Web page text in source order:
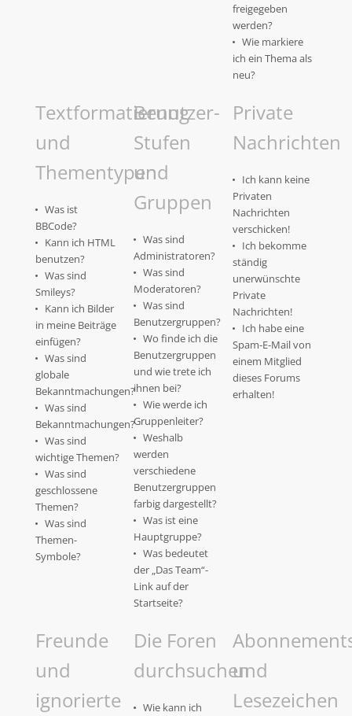
freigegeben
werden?
Wie markiere
ich ein Thema als
neu?
Textformatierung
und
Thementypen
Was ist
BBCode?
Kann ich HTML
benutzen?
Was sind
Smileys?
Kann ich Bilder
in meine Beiträge
einfügen?
Was sind
globale
Bekanntmachungen?
Was sind
Bekanntmachungen?
Was sind
wichtige Themen?
Was sind
geschlossene
Themen?
Was sind
Themen-
Symbole?
Benutzer-
Stufen
und
Gruppen
Was sind
Administratoren?
Was sind
Moderatoren?
Was sind
Benutzergruppen?
Wo finde ich die
Benutzergruppen
und wie trete ich
ihnen bei?
Wie werde ich
Gruppenleiter?
Weshalb
werden
verschiedene
Benutzergruppen
farbig dargestellt?
Was ist eine
Hauptgruppe?
Was bedeutet
der „Das Team“-
Link auf der
Startseite?
Private
Nachrichten
Ich kann keine
Privaten
Nachrichten
verschicken!
Ich bekomme
ständig
unerwünschte
Private
Nachrichten!
Ich habe eine
Spam-E-Mail von
einem Mitglied
dieses Forums
erhalten!
Freunde
und
ignorierte
Die Foren
durchsuchen
Wie kann ich
und
Lesezeichen